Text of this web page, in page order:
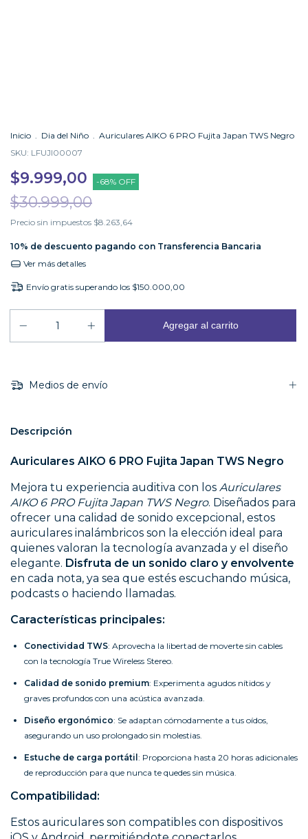
Inicio . Dia del Niño . Auriculares AIKO 6 PRO Fujita Japan TWS Negro
SKU: LFUJI00007
$9.999,00 -68% OFF
$30.999,00
Precio sin impuestos $8.263,64
10% de descuento pagando con Transferencia Bancaria
Ver más detalles
Envío gratis superando los $150.000,00
Medios de envío
Descripción
Auriculares AIKO 6 PRO Fujita Japan TWS Negro
Mejora tu experiencia auditiva con los Auriculares
AIKO 6 PRO Fujita Japan TWS Negro. Diseñados para
ofrecer una calidad de sonido excepcional, estos
auriculares inalámbricos son la elección ideal para
quienes valoran la tecnología avanzada y el diseño
elegante. Disfruta de un sonido claro y envolvente
en cada nota, ya sea que estés escuchando música,
podcasts o haciendo llamadas.
Características principales:
Conectividad TWS: Aprovecha la libertad de moverte sin cables
con la tecnología True Wireless Stereo.
Calidad de sonido premium: Experimenta agudos nítidos y
graves profundos con una acústica avanzada.
Diseño ergonómico: Se adaptan cómodamente a tus oídos,
asegurando un uso prolongado sin molestias.
Estuche de carga portátil: Proporciona hasta 20 horas adicionales
de reproducción para que nunca te quedes sin música.
Compatibilidad:
Estos auriculares son compatibles con dispositivos